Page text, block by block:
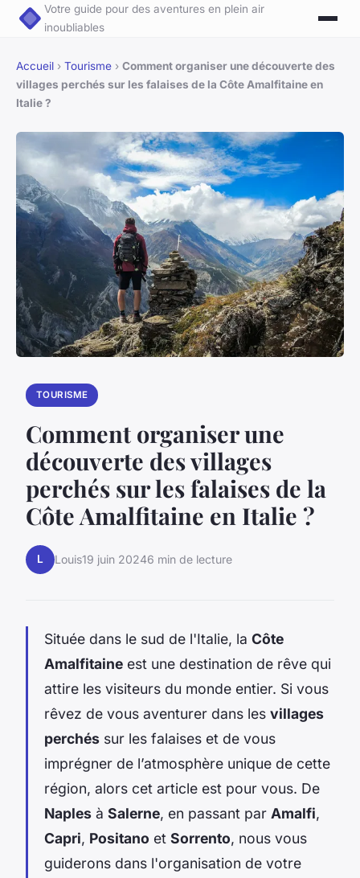
Votre guide pour des aventures en plein air
inoubliables
Accueil › Tourisme › Comment organiser une découverte des
villages perchés sur les falaises de la Côte Amalfitaine en
Italie ?
TOURISME
Comment organiser une
découverte des villages
perchés sur les falaises de la
Côte Amalfitaine en Italie ?
L Louis19 juin 20246 min de lecture
Située dans le sud de l'Italie, la Côte
Amalfitaine est une destination de rêve qui
attire les visiteurs du monde entier. Si vous
rêvez de vous aventurer dans les villages
perchés sur les falaises et de vous
imprégner de l’atmosphère unique de cette
région, alors cet article est pour vous. De
Naples à Salerne, en passant par Amalfi,
Capri, Positano et Sorrento, nous vous
guiderons dans l'organisation de votre